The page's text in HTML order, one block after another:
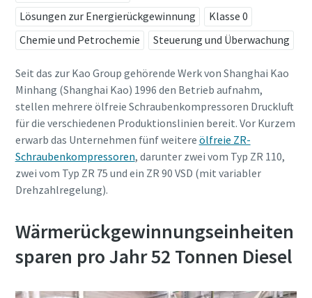
Jetzt unseren Gesamtkatalog für
Drucklufttechnik anfordern
unseren Gesamtkatalog
Jetzt anmelden
Auf folgenden Seiten stellen wir Ihnen alle Atlas Copco
Services & Informationen zum Thema Energiesparen
bereit. Wie können wir Ihnen helfen?
Jetzt kennenlernen
Lösungen zur Energierückgewinnung
Klasse 0
Chemie und Petrochemie
Steuerung und Überwachung
Seit das zur Kao Group gehörende Werk von Shanghai Kao
Minhang (Shanghai Kao) 1996 den Betrieb aufnahm,
stellen mehrere ölfreie Schraubenkompressoren Druckluft
für die verschiedenen Produktionslinien bereit. Vor Kurzem
erwarb das Unternehmen fünf weitere ölfreie ZR-
Schraubenkompressoren, darunter zwei vom Typ ZR 110,
zwei vom Typ ZR 75 und ein ZR 90 VSD (mit variabler
Drehzahlregelung).
Wärmerückgewinnungseinheiten
sparen pro Jahr 52 Tonnen Diesel